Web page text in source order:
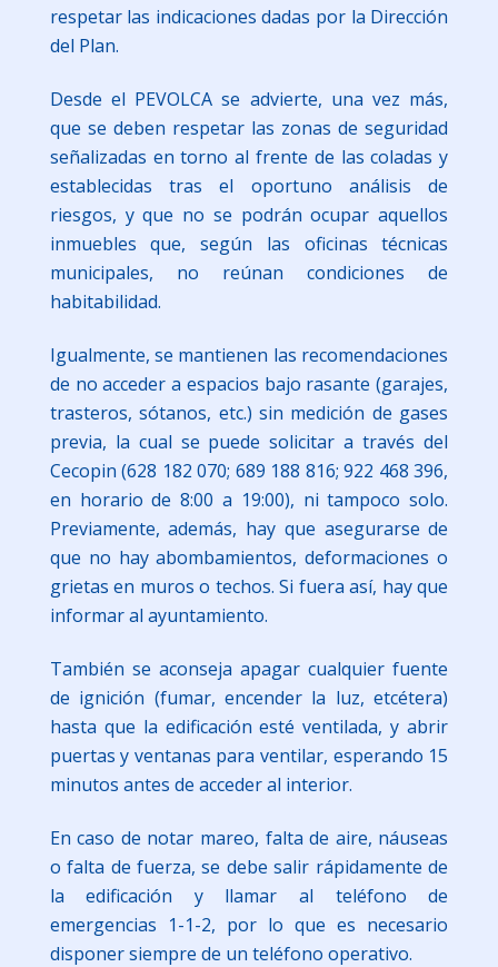
respetar las indicaciones dadas por la Dirección
del Plan.
Desde el PEVOLCA se advierte, una vez más,
que se deben respetar las zonas de seguridad
señalizadas en torno al frente de las coladas y
establecidas tras el oportuno análisis de
riesgos, y que no se podrán ocupar aquellos
inmuebles que, según las oficinas técnicas
municipales, no reúnan condiciones de
habitabilidad.
Igualmente, se mantienen las recomendaciones
de no acceder a espacios bajo rasante (garajes,
trasteros, sótanos, etc.) sin medición de gases
previa, la cual se puede solicitar a través del
Cecopin (628 182 070; 689 188 816; 922 468 396,
en horario de 8:00 a 19:00), ni tampoco solo.
Previamente, además, hay que asegurarse de
que no hay abombamientos, deformaciones o
grietas en muros o techos. Si fuera así, hay que
informar al ayuntamiento.
También se aconseja apagar cualquier fuente
de ignición (fumar, encender la luz, etcétera)
hasta que la edificación esté ventilada, y abrir
puertas y ventanas para ventilar, esperando 15
minutos antes de acceder al interior.
En caso de notar mareo, falta de aire, náuseas
o falta de fuerza, se debe salir rápidamente de
la edificación y llamar al teléfono de
emergencias 1-1-2, por lo que es necesario
disponer siempre de un teléfono operativo.